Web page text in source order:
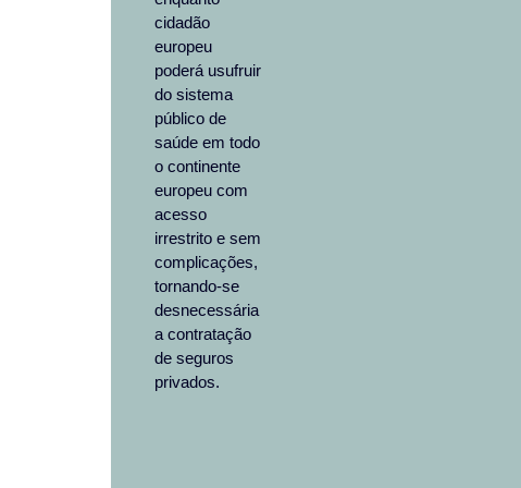
cidadão
europeu
poderá usufruir
do sistema
público de
saúde em todo
o continente
europeu com
acesso
irrestrito e sem
complicações,
tornando-se
desnecessária
a contratação
de seguros
privados.